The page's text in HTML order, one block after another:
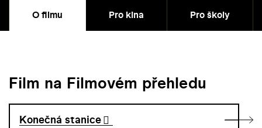
O filmu Pro kina Pro školy
Film na Filmovém přehledu
Konečná stanice